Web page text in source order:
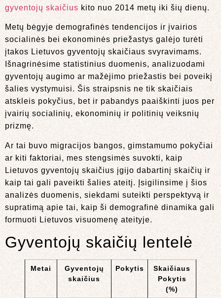
gyventojų skaičius kito nuo 2014 metų iki šių dienų.
Metų bėgyje demografinės tendencijos ir įvairios
socialinės bei ekonominės priežastys galėjo turėti
įtakos Lietuvos gyventojų skaičiaus svyravimams.
Išnagrinėsime statistinius duomenis, analizuodami
gyventojų augimo ar mažėjimo priežastis bei poveikį
šalies vystymuisi. Šis straipsnis ne tik skaičiais
atskleis pokyčius, bet ir pabandys paaiškinti juos per
įvairių socialinių, ekonominių ir politinių veiksnių
prizmę.
Ar tai buvo migracijos bangos, gimstamumo pokyčiai
ar kiti faktoriai, mes stengsimės suvokti, kaip
Lietuvos gyventojų skaičius įgijo dabartinį skaičių ir
kaip tai gali paveikti šalies ateitį. Įsigilinsime į šios
analizės duomenis, siekdami suteikti perspektyvą ir
supratimą apie tai, kaip ši demografinė dinamika gali
formuoti Lietuvos visuomenę ateityje.
Gyventojų skaičių lentelė
Metai
Gyventojų
skaičius
Pokytis
Skaičiaus
Pokytis
(%)